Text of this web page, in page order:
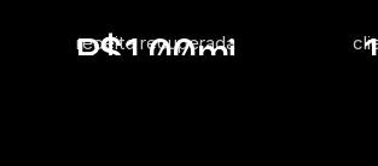
R$100mi
receita recuperada